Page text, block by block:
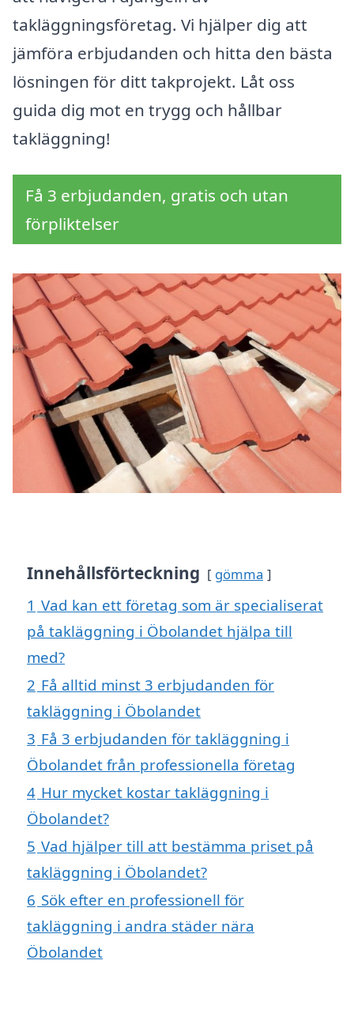
takläggningsföretag. Vi hjälper dig att
jämföra erbjudanden och hitta den bästa
lösningen för ditt takprojekt. Låt oss
guida dig mot en trygg och hållbar
takläggning!
Få 3 erbjudanden, gratis och utan
förpliktelser
Innehållsförteckning gömma
1 Vad kan ett företag som är specialiserat
på takläggning i Öbolandet hjälpa till
med?
2 Få alltid minst 3 erbjudanden för
takläggning i Öbolandet
3 Få 3 erbjudanden för takläggning i
Öbolandet från professionella företag
4 Hur mycket kostar takläggning i
Öbolandet?
5 Vad hjälper till att bestämma priset på
takläggning i Öbolandet?
6 Sök efter en professionell för
takläggning i andra städer nära
Öbolandet